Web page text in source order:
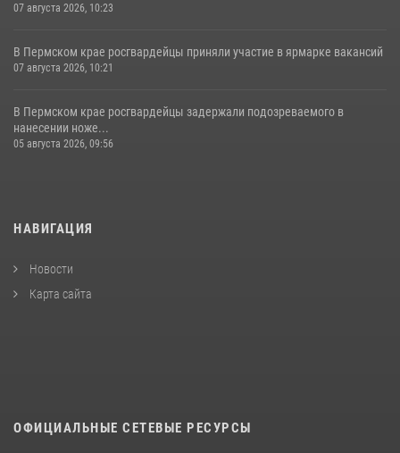
07 августа 2026, 10:23
В Пермском крае росгвардейцы приняли участие в ярмарке вакансий
07 августа 2026, 10:21
В Пермском крае росгвардейцы задержали подозреваемого в
нанесении ноже...
05 августа 2026, 09:56
НАВИГАЦИЯ
Новости
Карта сайта
ОФИЦИАЛЬНЫЕ СЕТЕВЫЕ РЕСУРСЫ